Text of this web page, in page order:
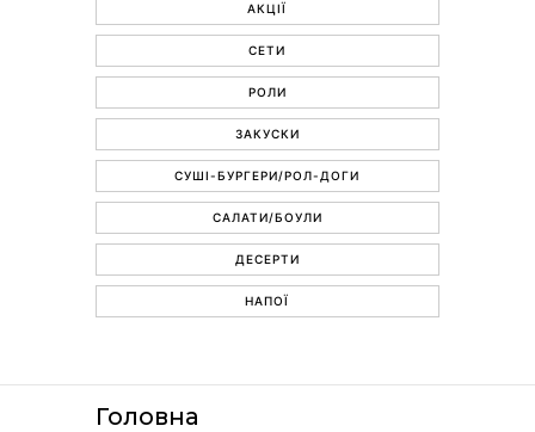
АКЦІЇ
СЕТИ
РОЛИ
ЗАКУСКИ
СУШІ-БУРГЕРИ/РОЛ-ДОГИ
САЛАТИ/БОУЛИ
ДЕСЕРТИ
НАПОЇ
Головна